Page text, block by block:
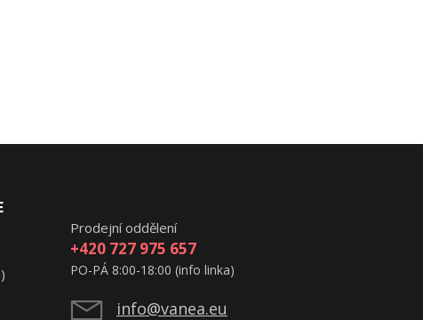
Prodejní oddělení
+420 727 975 657
PO-PÁ 8:00-18:00 (info linka)
info@vanea.eu